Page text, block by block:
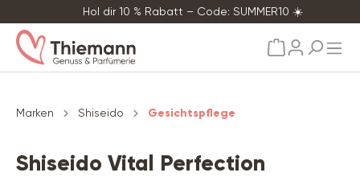
Hol dir 10 % Rabatt – Code: SUMMER10 ☀️
Marken Shiseido Gesichtspflege
Shiseido Vital Perfection